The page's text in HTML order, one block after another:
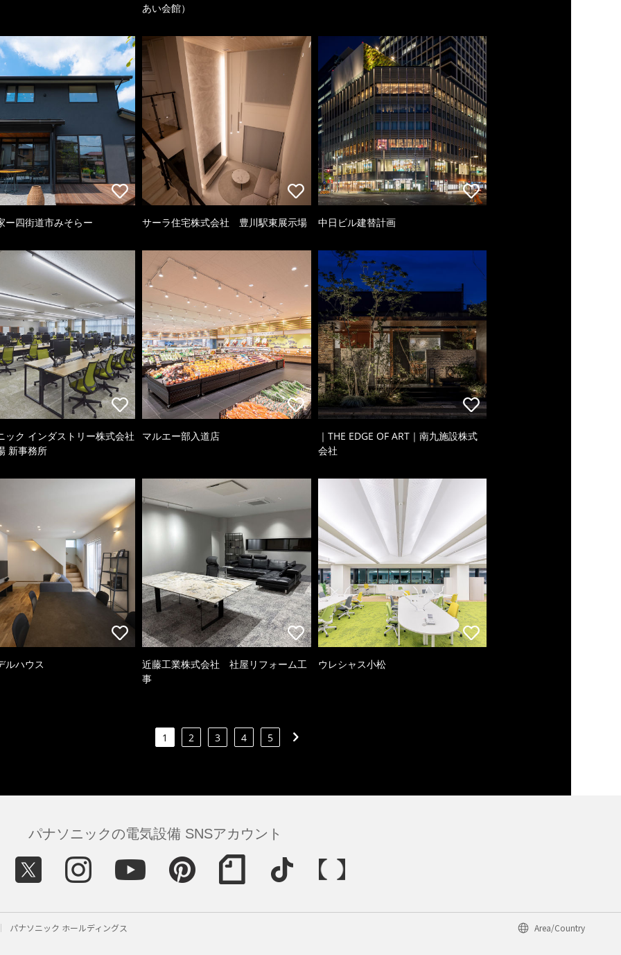
あい会館）
ー四街道市みそらー サーラ住宅株式会社 豊川駅東展示場 中日ビル建替計画
ック インダストリー株式会社
新事務所
マルエー部入道店
｜THE EDGE OF ART｜南九施設株式
会社
ルハウス
近藤工業株式会社 社屋リフォーム工
事
ウレシャス小松
1 2 3 4 5
パナソニックの電気設備 SNSアカウント
パナソニック ホールディングス Area/Country